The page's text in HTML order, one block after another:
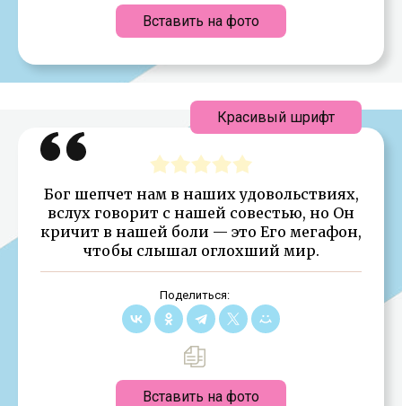
Вставить на фото
Бог шепчет нам в наших удовольствиях,
вслух говорит с нашей совестью, но Он
кричит в нашей боли — это Его мегафон,
чтобы слышал оглохший мир.
Поделиться:
Вставить на фото
Красивый шрифт